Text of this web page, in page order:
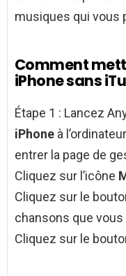
musiques qui vous
Comment
iPhone sans
Étape 1 : Lancez
iPhone à
entrer la page de
Cliquez sur l’icône
Cliquez sur le
chansons que vous
Cliquez sur le